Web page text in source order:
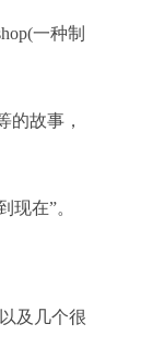
一种制
的故事，
现在”。
及几个很